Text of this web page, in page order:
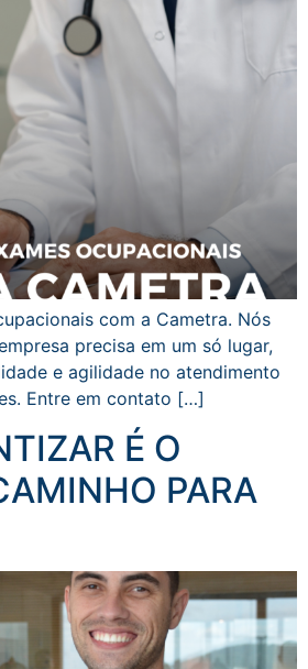
com a Cametra. Nós
precisa em um só lugar,
e agilidade no atendimento
Entre em contato […]
É O
PARA